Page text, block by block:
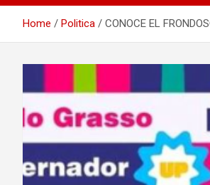
Home Politica CONOCE EL